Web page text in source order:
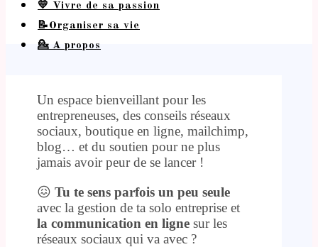
💛 Vivre de sa passion
📝Organiser sa vie
💁 A propos
Un espace bienveillant pour les
entrepreneuses, des conseils réseaux
sociaux, boutique en ligne, mailchimp,
blog… et du soutien pour ne plus
jamais avoir peur de se lancer !
😖 Tu te sens parfois un peu seule
avec la gestion de ta solo entreprise et
la communication en ligne sur les
réseaux sociaux qui va avec ?